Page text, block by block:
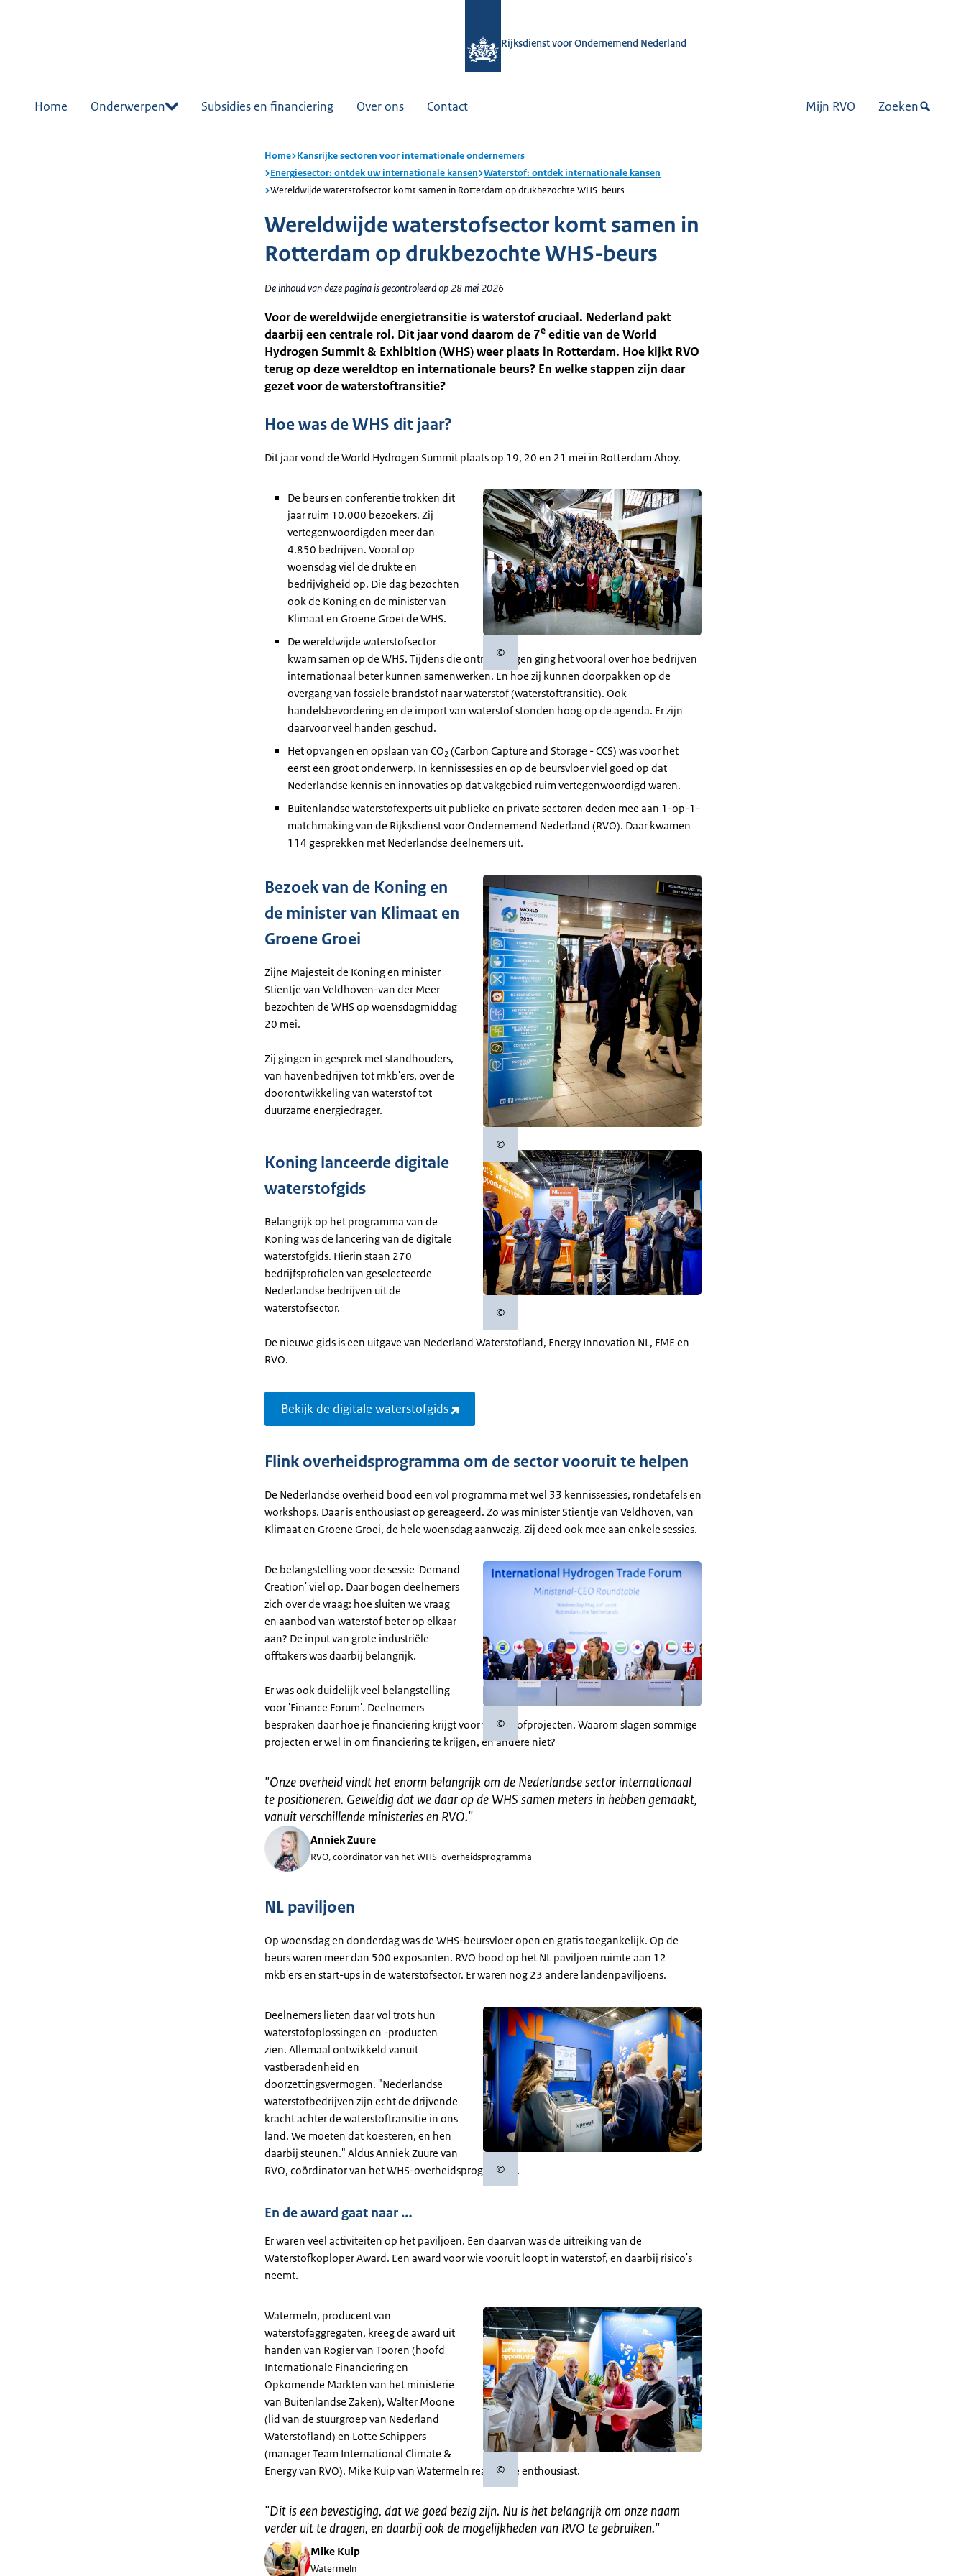
Rijksdienst voor Ondernemend Nederland
Home Onderwerpen Subsidies en financiering Over ons Contact Mijn RVO Zoeken
Home Kansrijke sectoren voor internationale ondernemers
Energiesector: ontdek uw internationale kansen Waterstof: ontdek internationale kansen
Wereldwijde waterstofsector komt samen in Rotterdam op drukbezochte WHS-beurs
Wereldwijde waterstofsector komt samen in
Rotterdam op drukbezochte WHS-beurs
De inhoud van deze pagina is gecontroleerd op 28 mei 2026
Voor de wereldwijde energietransitie is waterstof cruciaal. Nederland pakt
daarbij een centrale rol. Dit jaar vond daarom de 7e editie van de World
Hydrogen Summit & Exhibition (WHS) weer plaats in Rotterdam. Hoe kijkt RVO
terug op deze wereldtop en internationale beurs? En welke stappen zijn daar
gezet voor de waterstoftransitie?
Hoe was de WHS dit jaar?
Dit jaar vond de World Hydrogen Summit plaats op 19, 20 en 21 mei in Rotterdam Ahoy.
©Copyrightinformatie
De beurs en conferentie trokken dit
jaar ruim 10.000 bezoekers. Zij
vertegenwoordigden meer dan
4.850 bedrijven. Vooral op
woensdag viel de drukte en
bedrijvigheid op. Die dag bezochten
ook de Koning en de minister van
Klimaat en Groene Groei de WHS.
De wereldwijde waterstofsector
kwam samen op de WHS. Tijdens die ontmoetingen ging het vooral over hoe bedrijven
internationaal beter kunnen samenwerken. En hoe zij kunnen doorpakken op de
overgang van fossiele brandstof naar waterstof (waterstoftransitie). Ook
handelsbevordering en de import van waterstof stonden hoog op de agenda. Er zijn
daarvoor veel handen geschud.
Het opvangen en opslaan van CO2 (Carbon Capture and Storage - CCS) was voor het
eerst een groot onderwerp. In kennissessies en op de beursvloer viel goed op dat
Nederlandse kennis en innovaties op dat vakgebied ruim vertegenwoordigd waren.
Buitenlandse waterstofexperts uit publieke en private sectoren deden mee aan 1-op-1-
matchmaking van de Rijksdienst voor Ondernemend Nederland (RVO). Daar kwamen
114 gesprekken met Nederlandse deelnemers uit.
©Copyrightinformatie
Bezoek van de Koning en
de minister van Klimaat en
Groene Groei
Zijne Majesteit de Koning en minister
Stientje van Veldhoven-van der Meer
bezochten de WHS op woensdagmiddag
20 mei.
Zij gingen in gesprek met standhouders,
van havenbedrijven tot mkb'ers, over de
doorontwikkeling van waterstof tot
duurzame energiedrager.
©Copyrightinformatie
Koning lanceerde digitale
waterstofgids
Belangrijk op het programma van de
Koning was de lancering van de digitale
waterstofgids. Hierin staan 270
bedrijfsprofielen van geselecteerde
Nederlandse bedrijven uit de
waterstofsector.
De nieuwe gids is een uitgave van Nederland Waterstofland, Energy Innovation NL, FME en
RVO.
Bekijk de digitale waterstofgids
Flink overheidsprogramma om de sector vooruit te helpen
De Nederlandse overheid bood een vol programma met wel 33 kennissessies, rondetafels en
workshops. Daar is enthousiast op gereageerd. Zo was minister Stientje van Veldhoven, van
Klimaat en Groene Groei, de hele woensdag aanwezig. Zij deed ook mee aan enkele sessies.
©Copyrightinformatie
De belangstelling voor de sessie 'Demand
Creation' viel op. Daar bogen deelnemers
zich over de vraag: hoe sluiten we vraag
en aanbod van waterstof beter op elkaar
aan? De input van grote industriële
offtakers was daarbij belangrijk.
Er was ook duidelijk veel belangstelling
voor 'Finance Forum'. Deelnemers
bespraken daar hoe je financiering krijgt voor waterstofprojecten. Waarom slagen sommige
projecten er wel in om financiering te krijgen, en andere niet?
"Onze overheid vindt het enorm belangrijk om de Nederlandse sector internationaal
te positioneren. Geweldig dat we daar op de WHS samen meters in hebben gemaakt,
vanuit verschillende ministeries en RVO."
Anniek Zuure
RVO, coördinator van het WHS-overheidsprogramma
NL paviljoen
Op woensdag en donderdag was de WHS-beursvloer open en gratis toegankelijk. Op de
beurs waren meer dan 500 exposanten. RVO bood op het NL paviljoen ruimte aan 12
mkb'ers en start-ups in de waterstofsector. Er waren nog 23 andere landenpaviljoens.
©Copyrightinformatie
Deelnemers lieten daar vol trots hun
waterstofoplossingen en -producten
zien. Allemaal ontwikkeld vanuit
vastberadenheid en
doorzettingsvermogen. "Nederlandse
waterstofbedrijven zijn echt de drijvende
kracht achter de waterstoftransitie in ons
land. We moeten dat koesteren, en hen
daarbij steunen." Aldus Anniek Zuure van
RVO, coördinator van het WHS-overheidsprogramma.
En de award gaat naar …
Er waren veel activiteiten op het paviljoen. Een daarvan was de uitreiking van de
Waterstofkoploper Award. Een award voor wie vooruit loopt in waterstof, en daarbij risico's
neemt.
©Copyrightinformatie
Watermeln, producent van
waterstofaggregaten, kreeg de award uit
handen van Rogier van Tooren (hoofd
Internationale Financiering en
Opkomende Markten van het ministerie
van Buitenlandse Zaken), Walter Moone
(lid van de stuurgroep van Nederland
Waterstofland) en Lotte Schippers
(manager Team International Climate &
Energy van RVO). Mike Kuip van Watermeln reageerde enthousiast.
"Dit is een bevestiging, dat we goed bezig zijn. Nu is het belangrijk om onze naam
verder uit te dragen, en daarbij ook de mogelijkheden van RVO te gebruiken."
Mike Kuip
Watermeln